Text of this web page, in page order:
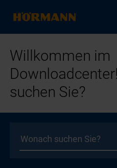
Willkommen im
suchen Sie?